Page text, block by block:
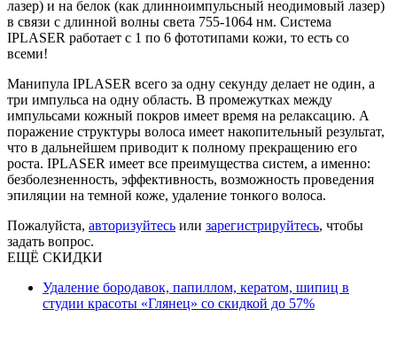
лазер) и на белок (как длинноимпульсный неодимовый лазер)
в связи с длинной волны света 755-1064 нм. Система
IPLASER работает с 1 по 6 фототипами кожи, то есть со
всеми!
Манипула IPLASER всего за одну секунду делает не один, а
три импульса на одну область. В промежутках между
импульсами кожный покров имеет время на релаксацию. А
поражение структуры волоса имеет накопительный результат,
что в дальнейшем приводит к полному прекращению его
роста. IPLASER имеет все преимущества систем, а именно:
безболезненность, эффективность, возможность проведения
эпиляции на темной коже, удаление тонкого волоса.
Пожалуйста, авторизуйтесь или зарегистрируйтесь, чтобы
задать вопрос.
ЕЩЁ СКИДКИ
Удаление бородавок, папиллом, кератом, шипиц в
студии красоты «Глянец» со скидкой до 57%